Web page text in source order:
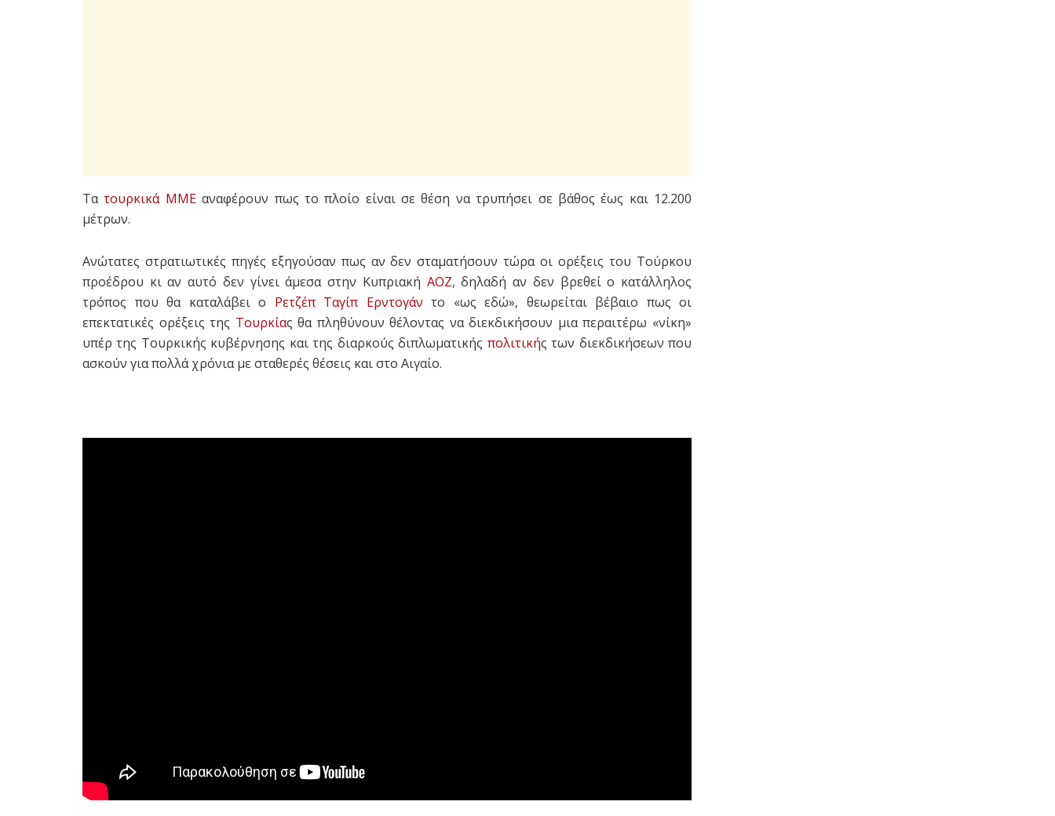
Τατουρκικά ΜΜΕαναφέρουν πως το πλοίο είναι σε θέση να τρυπήσει σε βάθος έως και 12.200
μέτρων.
Ανώτατες στρατιωτικές πηγές εξηγούσαν πως αν δεν σταματήσουν τώρα οι ορέξεις του Τούρκου
προέδρου κι αν αυτό δεν γίνει άμεσα στην Κυπριακή ΑΟΖ, δηλαδή αν δεν βρεθεί ο κατάλληλος
τρόπος που θα καταλάβει ο Ρετζέπ Ταγίπ Ερντογάν το «ως εδώ», θεωρείται βέβαιο πως οι
επεκτατικές ορέξεις της Τουρκίας θα πληθύνουν θέλοντας να διεκδικήσουν μια περαιτέρω «νίκη»
υπέρ της Τουρκικής κυβέρνησης και της διαρκούς διπλωματικής πολιτικής των διεκδικήσεων που
ασκούν για πολλά χρόνια με σταθερές θέσεις και στο Αιγαίο.